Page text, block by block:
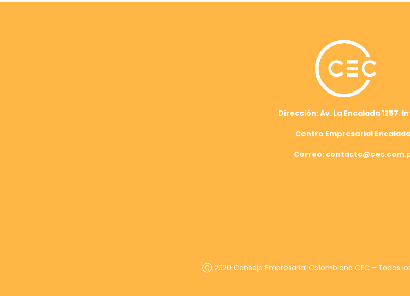
Dirección: Av. La Encalada 1257.
Centro Empresarial
Correo:
Ⓒ 2020 Consejo Empresarial Colombiano CEC - Todos